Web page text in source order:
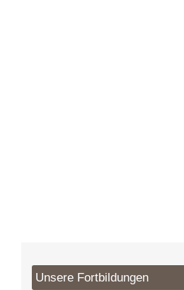
Unsere Fortbildungen